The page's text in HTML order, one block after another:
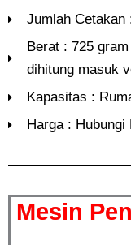
Jumlah Cetakan
Berat : 725
dihitung masuk
Kapasitas :
Harga : Hubungi
Mesin